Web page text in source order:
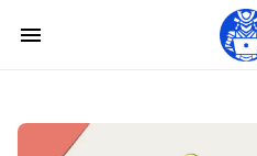
menu